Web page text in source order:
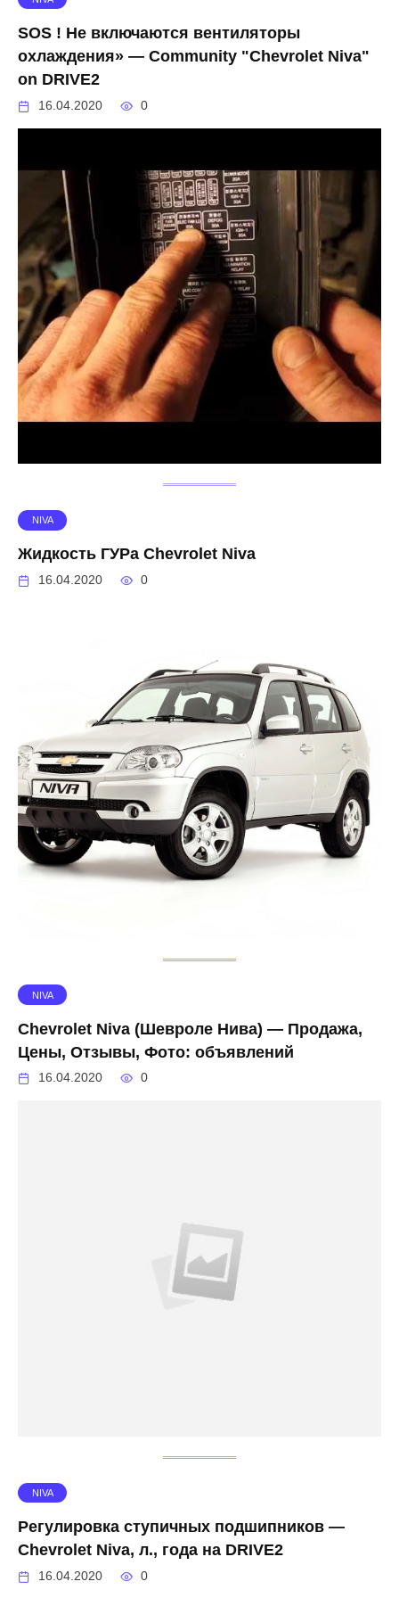
SOS ! Не включаются вентиляторы
охлаждения» — Community "Chevrolet Niva"
on DRIVE2
16.04.2020 0
NIVA
Жидкость ГУРа Chevrolet Niva
16.04.2020 0
NIVA
Chevrolet Niva (Шевроле Нива) — Продажа,
Цены, Отзывы, Фото: объявлений
16.04.2020 0
NIVA
Регулировка ступичных подшипников —
Chevrolet Niva, л., года на DRIVE2
16.04.2020 0